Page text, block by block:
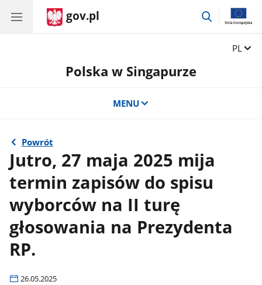
gov.pl
przejdź
Zmień
PL
Polska w Singapurze
MENU
Powrót
Jutro, 27 maja 2025 mija
termin zapisów do spisu
wyborców na II turę
głosowania na Prezydenta
RP.
26.05.2025